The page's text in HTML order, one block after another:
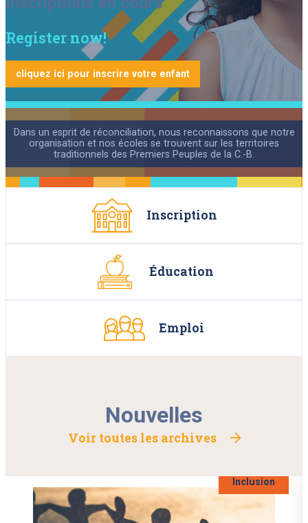
Consultations
Ce
lien
s'ouvrira
dans
une
nouvelle
fenêtre
Élèves internationaux
Alumni
Ce
dans
nouvelle
fenêtre
lien
s'ouvrira
dans
une
nouvelle
fenêtre
Contact
Infolettre
Register now!
cliquez ici pour inscrire votre enfant
Dans un esprit de réconciliation, nous reconnaissons que notre
organisation et nos écoles se trouvent sur les territoires
traditionnels des Premiers Peuples de la C.-B.
Inscription
Éducation
Emploi
Nouvelles
Voir toutes les archives
Inclusion